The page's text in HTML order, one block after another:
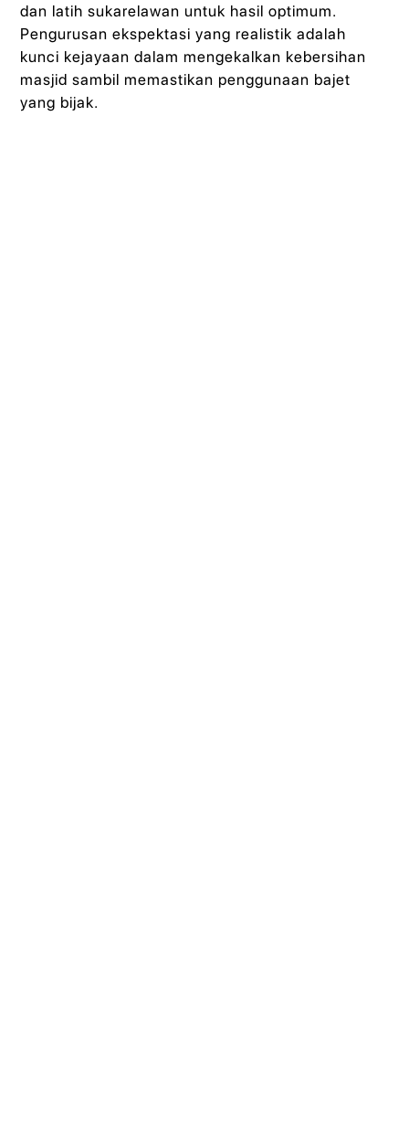
dan latih sukarelawan untuk hasil optimum.
Pengurusan ekspektasi yang realistik adalah
kunci kejayaan dalam mengekalkan kebersihan
masjid sambil memastikan penggunaan bajet
yang bijak.